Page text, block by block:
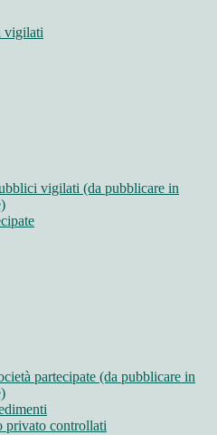
vigilati
vigilati (da pubblicare in
partecipate (da pubblicare in
privato controllati